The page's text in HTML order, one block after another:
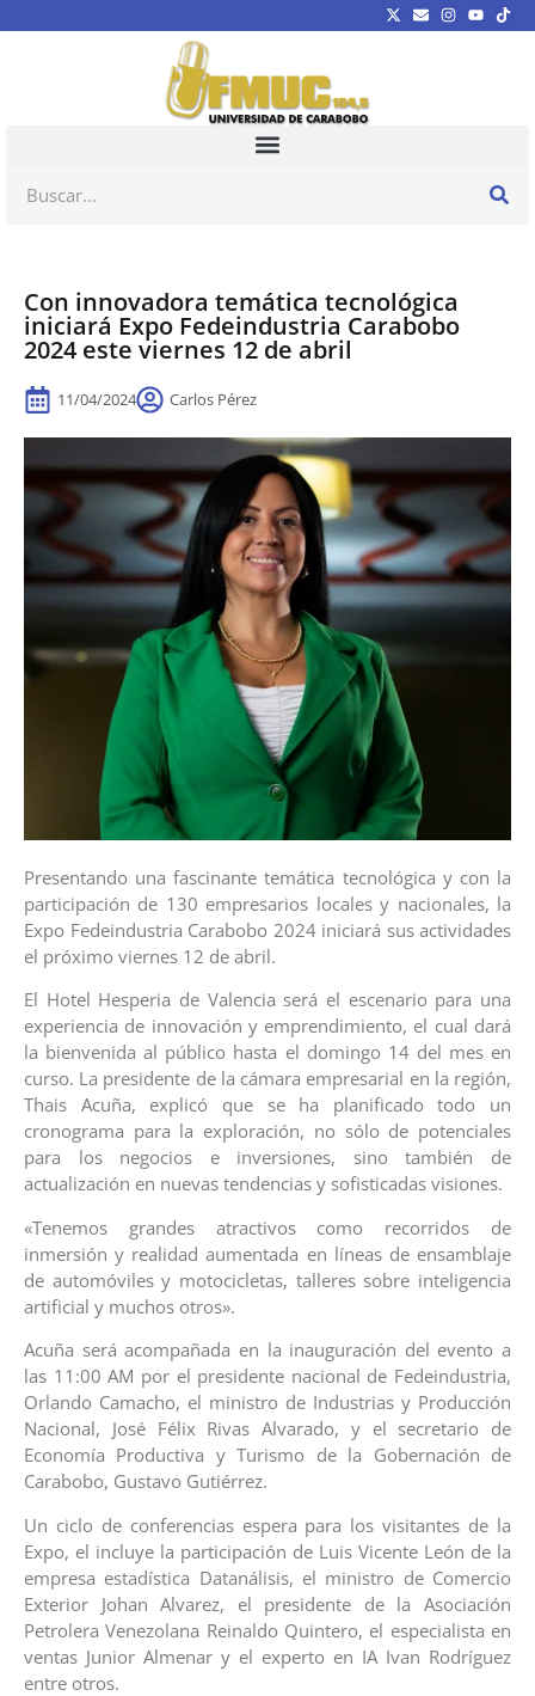
Con innovadora temática tecnológica
iniciará Expo Fedeindustria Carabobo
2024 este viernes 12 de abril
11/04/2024 Carlos Pérez
Presentando una fascinante temática tecnológica y con la
participación de 130 empresarios locales y nacionales, la
Expo Fedeindustria Carabobo 2024 iniciará sus actividades
el próximo viernes 12 de abril.
El Hotel Hesperia de Valencia será el escenario para una
experiencia de innovación y emprendimiento, el cual dará
la bienvenida al público hasta el domingo 14 del mes en
curso. La presidente de la cámara empresarial en la región,
Thais Acuña, explicó que se ha planificado todo un
cronograma para la exploración, no sólo de potenciales
para los negocios e inversiones, sino también de
actualización en nuevas tendencias y sofisticadas visiones.
«Tenemos grandes atractivos como recorridos de
inmersión y realidad aumentada en líneas de ensamblaje
de automóviles y motocicletas, talleres sobre inteligencia
artificial y muchos otros».
Acuña será acompañada en la inauguración del evento a
las 11:00 AM por el presidente nacional de Fedeindustria,
Orlando Camacho, el ministro de Industrias y Producción
Nacional, José Félix Rivas Alvarado, y el secretario de
Economía Productiva y Turismo de la Gobernación de
Carabobo, Gustavo Gutiérrez.
Un ciclo de conferencias espera para los visitantes de la
Expo, el incluye la participación de Luis Vicente León de la
empresa estadística Datanálisis, el ministro de Comercio
Exterior Johan Alvarez, el presidente de la Asociación
Petrolera Venezolana Reinaldo Quintero, el especialista en
ventas Junior Almenar y el experto en IA Ivan Rodríguez
entre otros.